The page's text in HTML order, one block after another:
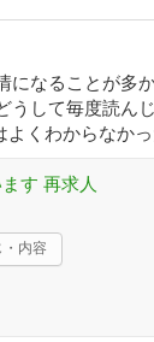
なることが多
して毎度読ん
くわからなかっ
す 再求人
内容